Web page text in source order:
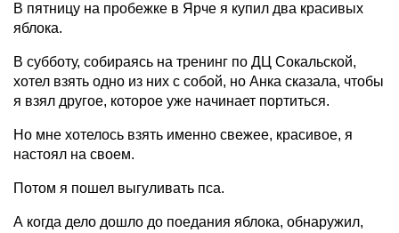
В пятницу на пробежке в Ярче я купил два красивых
яблока.
В субботу, собираясь на тренинг по ДЦ Сокальской,
хотел взять одно из них с собой, но Анка сказала, чтобы
я взял другое, которое уже начинает портиться.
Но мне хотелось взять именно свежее, красивое, я
настоял на своем.
Потом я пошел выгуливать пса.
А когда дело дошло до поедания яблока, обнаружил,